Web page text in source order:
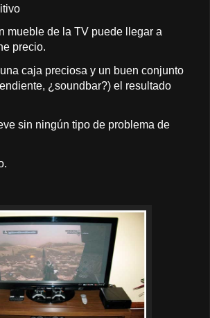
mueble de la TV puede llegar a
precio.
caja preciosa y un buen conjunto
¿soundbar?) el resultado
sin ningún tipo de problema de